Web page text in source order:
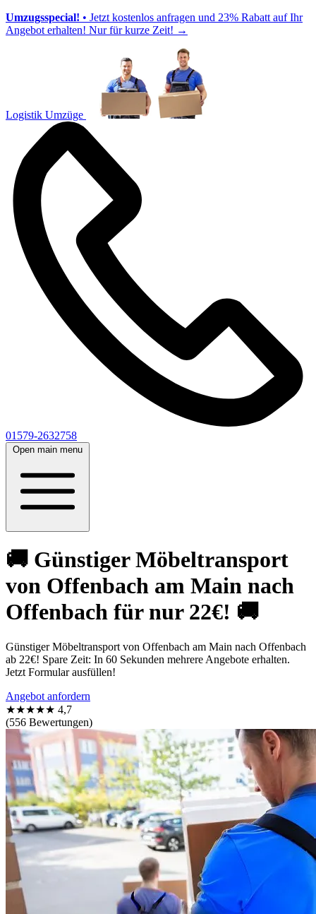
Umzugsspecial! • Jetzt kostenlos anfragen und 23% Rabatt auf Ihr
Angebot erhalten! Nur für kurze Zeit! →
Logistik Umzüge
01579-2632758
Open main menu
🚚 Günstiger Möbeltransport
von Offenbach am Main nach
Offenbach für nur 22€! 🚚
Günstiger Möbeltransport von Offenbach am Main nach Offenbach
ab 22€! Spare Zeit: In 60 Sekunden mehrere Angebote erhalten.
Jetzt Formular ausfüllen!
Angebot anfordern
★★★★★ 4,7
(556 Bewertungen)